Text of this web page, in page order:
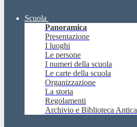
Scuola
Panoramica
Presentazione
I luoghi
Le persone
I numeri della scuola
Le carte della scuola
Organizzazione
La storia
Regolamenti
Archivio e Biblioteca Antica